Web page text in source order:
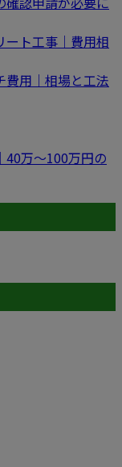
ート工事｜費用相
費用｜相場と工法
40万〜100万円の